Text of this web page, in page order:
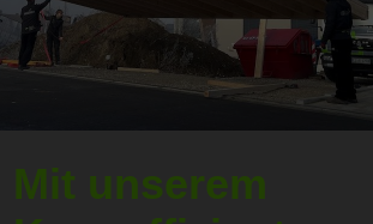
Mit unserem